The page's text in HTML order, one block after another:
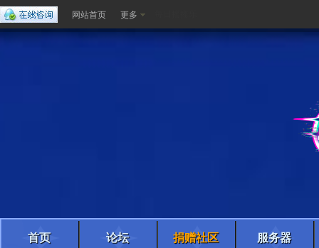
网站首页 更多
首页 论坛 捐赠社区 服务器